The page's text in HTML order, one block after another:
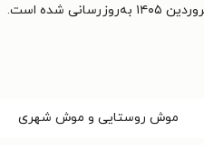
موش روستایی و موش شهری